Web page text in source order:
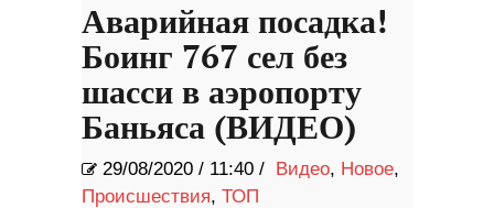
Аварийная посадка!
Боинг 767 сел без
шасси в аэропорту
Баньяса (ВИДЕО)
29/08/2020 / 11:40 / Видео, Новое,
Происшествия, ТОП